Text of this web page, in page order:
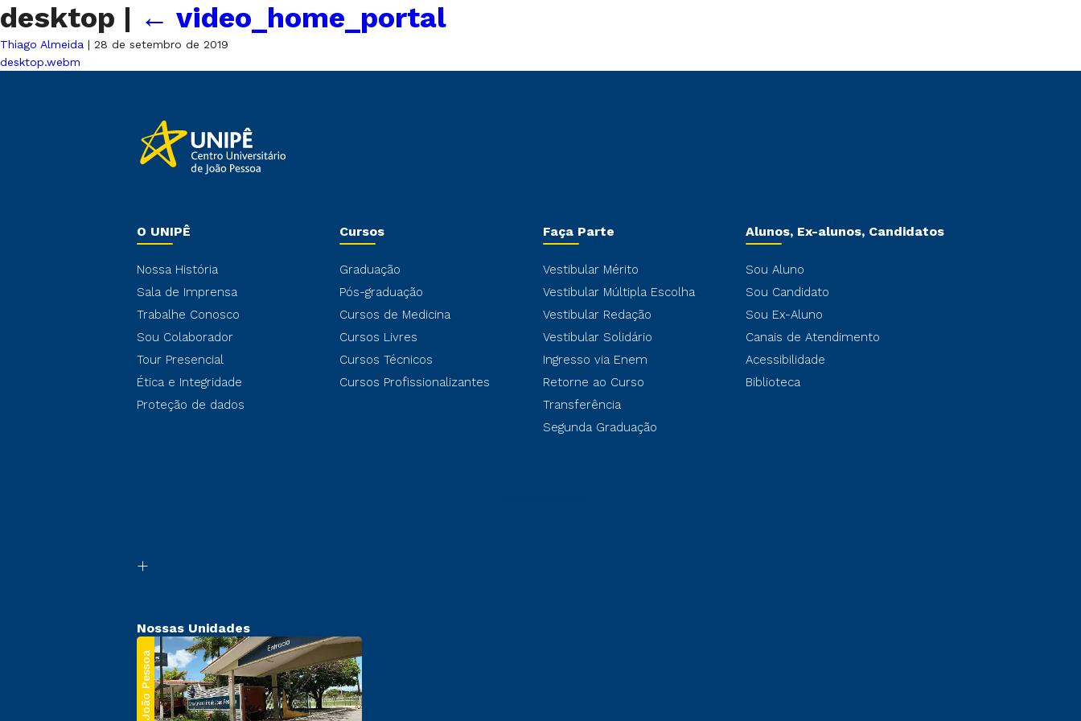
desktop | ← video_home_portal
Thiago Almeida | 28 de setembro de 2019
desktop.webm
O UNIPÊ
Nossa História
Sala de Imprensa
Trabalhe Conosco
Sou Colaborador
Tour Presencial
Ética e Integridade
Proteção de dados
Cursos
Graduação
Pós-graduação
Cursos de Medicina
Cursos Livres
Cursos Técnicos
Cursos Profissionalizantes
Faça Parte
Vestibular Mérito
Vestibular Múltipla Escolha
Vestibular Redação
Vestibular Solidário
Ingresso via Enem
Retorne ao Curso
Transferência
Segunda Graduação
Alunos, Ex-alunos, Candidatos
Sou Aluno
Sou Candidato
Sou Ex-Aluno
Canais de Atendimento
Acessibilidade
Biblioteca
Nossas Unidades
João Pessoa